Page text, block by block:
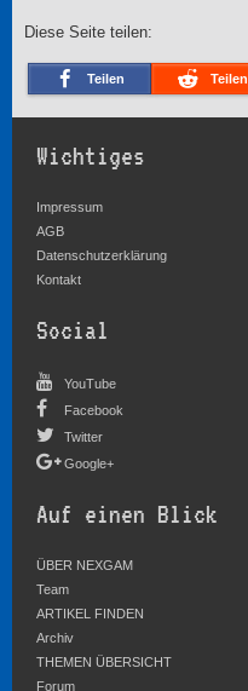
Diese Seite teilen:
Teilen Teilen
Wichtiges
Impressum
AGB
Datenschutzerklärung
Kontakt
Social
YouTube
Facebook
Twitter
Google+
Auf einen Blick
ÜBER NEXGAM
Team
ARTIKEL FINDEN
Archiv
THEMEN ÜBERSICHT
Forum